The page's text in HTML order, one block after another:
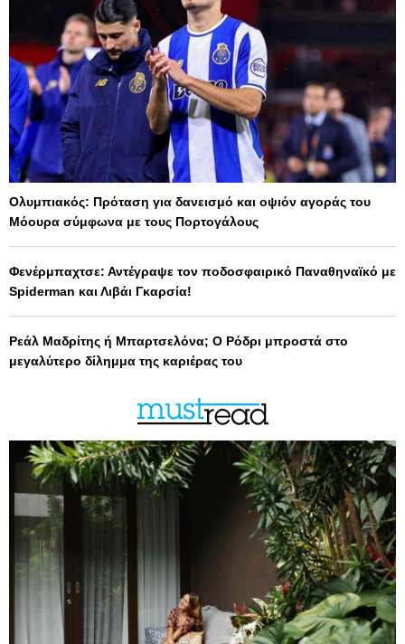
Ολυμπιακός: Πρόταση για δανεισμό και οψιόν αγοράς του
Μόουρα σύμφωνα με τους Πορτογάλους
Φενέρμπαχτσε: Αντέγραψε τον ποδοσφαιρικό Παναθηναϊκό με
Spiderman και Λιβάι Γκαρσία!
Ρεάλ Μαδρίτης ή Μπαρτσελόνα; Ο Ρόδρι μπροστά στο
μεγαλύτερο δίλημμα της καριέρας του